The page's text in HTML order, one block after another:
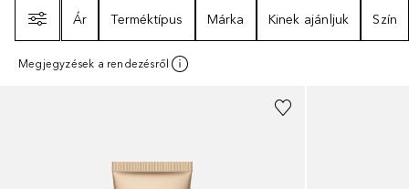
Ár
Terméktípus Márka Kinek ajánljuk Szín
Megjegyzések a rendezésről
+16